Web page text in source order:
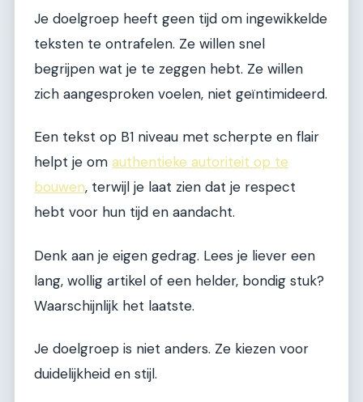
Je doelgroep heeft geen tijd om ingewikkelde
teksten te ontrafelen. Ze willen snel
begrijpen wat je te zeggen hebt. Ze willen
zich aangesproken voelen, niet geïntimideerd.
Een tekst op B1 niveau met scherpte en flair
helpt je om authentieke autoriteit op te
bouwen, terwijl je laat zien dat je respect
hebt voor hun tijd en aandacht.
Denk aan je eigen gedrag. Lees je liever een
lang, wollig artikel of een helder, bondig stuk?
Waarschijnlijk het laatste.
Je doelgroep is niet anders. Ze kiezen voor
duidelijkheid en stijl.